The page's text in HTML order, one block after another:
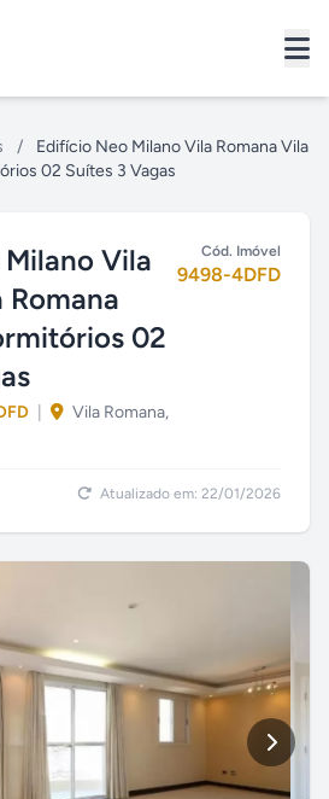
/
Edifício Neo Milano Vila Romana Vila
02 Suítes 3 Vagas
Vila
Romana
02
Vila Romana,
Cód. Imóvel
9498-4DFD
Atualizado em: 22/01/2026